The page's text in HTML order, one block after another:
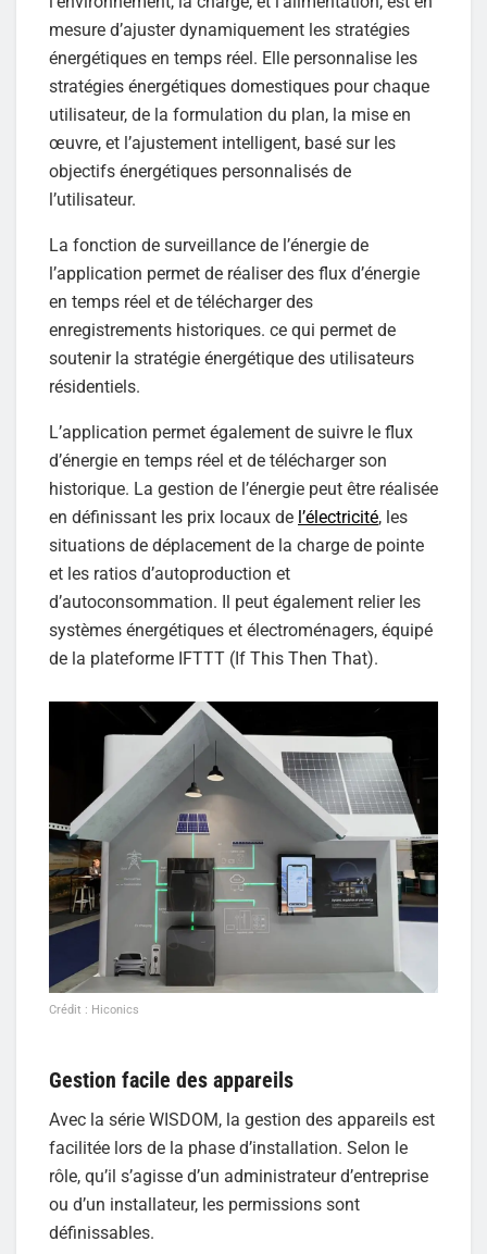
mesure d’ajuster dynamiquement les stratégies
énergétiques en temps réel. Elle personnalise les
stratégies énergétiques domestiques pour chaque
utilisateur, de la formulation du plan, la mise en
œuvre, et l’ajustement intelligent, basé sur les
objectifs énergétiques personnalisés de
l’utilisateur.
La fonction de surveillance de l’énergie de
l’application permet de réaliser des flux d’énergie
en temps réel et de télécharger des
enregistrements historiques. ce qui permet de
soutenir la stratégie énergétique des utilisateurs
résidentiels.
L’application permet également de suivre le flux
d’énergie en temps réel et de télécharger son
historique. La gestion de l’énergie peut être réalisée
en définissant les prix locaux de l’électricité, les
situations de déplacement de la charge de pointe
et les ratios d’autoproduction et
d’autoconsommation. Il peut également relier les
systèmes énergétiques et électroménagers, équipé
de la plateforme IFTTT (If This Then That).
Crédit : Hiconics
Gestion facile des appareils
Avec la série WISDOM, la gestion des appareils est
facilitée lors de la phase d’installation. Selon le
rôle, qu’il s’agisse d’un administrateur d’entreprise
ou d’un installateur, les permissions sont
définissables.